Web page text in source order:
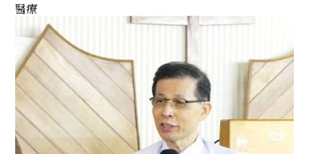
醫療